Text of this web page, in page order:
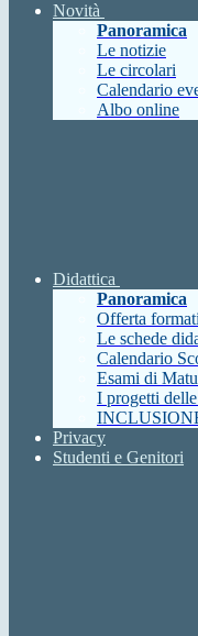
Novità
Panoramica
Le notizie
Le circolari
Calendario
Albo online
Didattica
Panoramica
Offerta
Le schede
Calendario
Esami di
I progetti
Privacy
Studenti e Genitori